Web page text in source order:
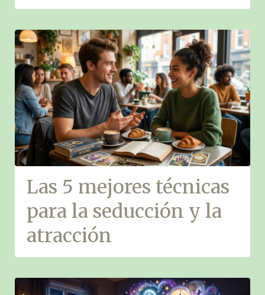
Las 5 mejores técnicas
para la seducción y la
atracción